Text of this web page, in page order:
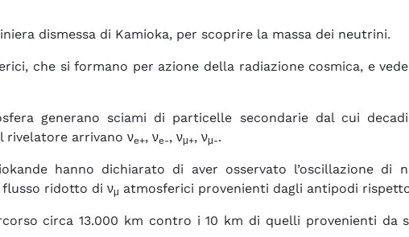
dismessa di Kamioka, per scoprire la massa dei neutrini.
che si formano per azione della radiazione cosmica, e
generano sciami di particelle secondarie dal cui
rivelatore arrivano νe+, νe-, νμ+, νμ-.
hanno dichiarato di aver osservato l’oscillazione di
flusso ridotto di νμ atmosferici provenienti dagli antipodi
circa 13.000 km contro i 10 km di quelli provenienti da